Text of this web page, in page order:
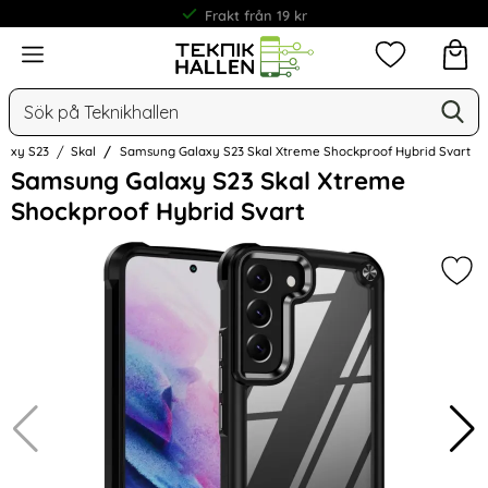
Frakt från 19 kr
Meny
Sök
Mina
S23 Skal Samsung Galaxy S23 Skal Xtreme Shockproof Hybrid Svart
Samsung Galaxy S23 Skal Xtreme
Shockproof Hybrid Svart
Hoppa
över
Bilder